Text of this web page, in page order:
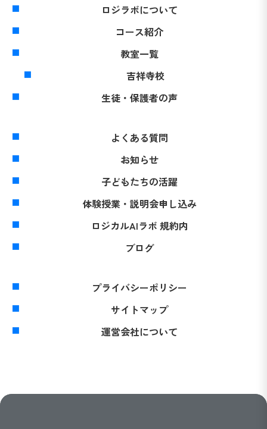
ロジラボについて
コース紹介
教室一覧
吉祥寺校
生徒・保護者の声
よくある質問
お知らせ
子どもたちの活躍
体験授業・説明会申し込み
ロジカルAIラボ 規約内
ブログ
プライバシーポリシー
サイトマップ
運営会社について